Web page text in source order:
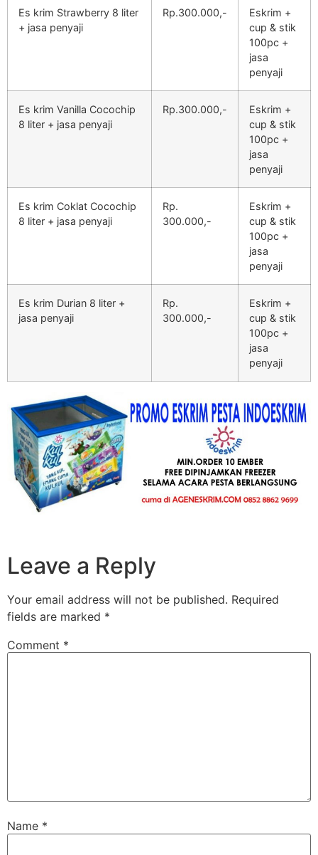
Es krim Strawberry 8 liter
+ jasa penyaji
Rp.300.000,-
Eskrim +
cup & stik
100pc +
jasa
penyaji
Es krim Vanilla Cocochip
8 liter + jasa penyaji
Rp.300.000,-
Eskrim +
cup & stik
100pc +
jasa
penyaji
Es krim Coklat Cocochip
8 liter + jasa penyaji
Rp.
300.000,-
Eskrim +
cup & stik
100pc +
jasa
penyaji
Es krim Durian 8 liter +
jasa penyaji
Rp.
300.000,-
Eskrim +
cup & stik
100pc +
jasa
penyaji
Leave a Reply
Your email address will not be published. Required
fields are marked *
Comment *
Name *